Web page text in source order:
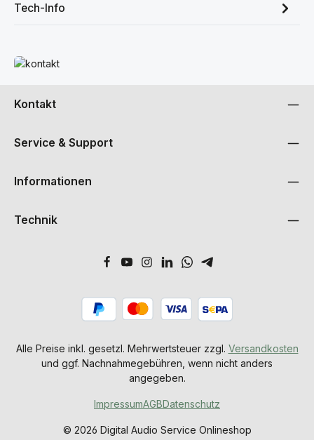
Tech-Info
Mehr erfahren
Kontakt
Service & Support
Informationen
Technik
Alle Preise inkl. gesetzl. Mehrwertsteuer zzgl. Versandkosten
und ggf. Nachnahmegebühren, wenn nicht anders
angegeben.
© 2026 Digital Audio Service Onlineshop
ImpressumAGBDatenschutz